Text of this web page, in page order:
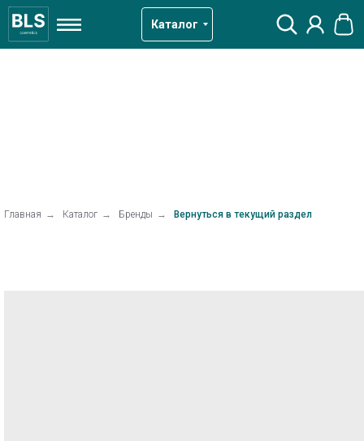
Каталог
Главная → Каталог → Бренды → Вернуться в текущий раздел